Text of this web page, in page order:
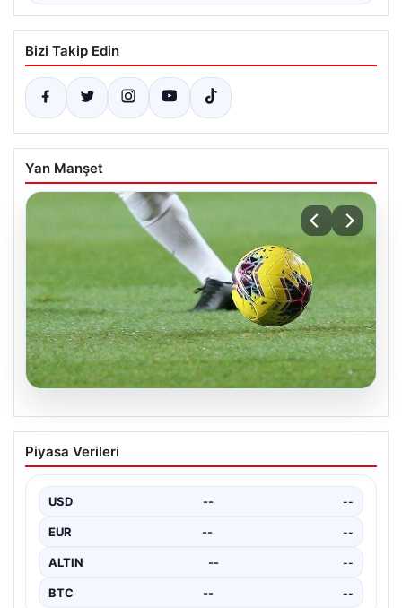
Bizi Takip Edin
Yan Manşet
05.08.2026
04 Ağustos 2026 Salı Günkü Maç
Programı ve Yayın Akışları
oldukça hareketli ve heyecan verici bir…
Piyasa Verileri
USD -- --
EUR -- --
ALTIN -- --
BTC -- --